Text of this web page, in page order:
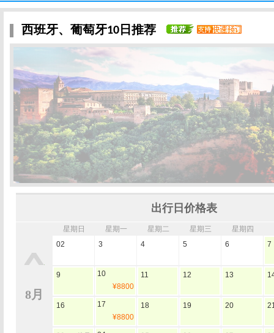
西班牙、葡萄牙10日推荐
出行日价格表
8月
星期日 星期一 星期二 星期三 星期四
02
3 4 5 6 7
9
10
¥8800
11 12 13
16
17
¥8800
18 19 20